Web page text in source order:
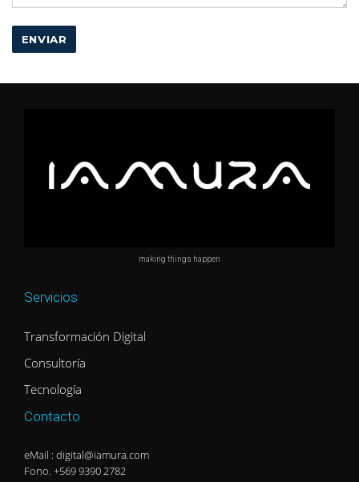
making things happen
Servicios
Transformación Digital
Consultoría
Tecnología
Contacto
eMail : digital@iamura.com
Fono. +569 9390 2782